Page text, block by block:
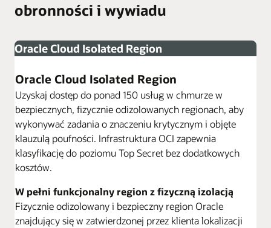
obronności i wywiadu
Oracle Cloud Isolated Region
Oracle Cloud Isolated Region
Uzyskaj dostęp do ponad 150 usług w chmurze w
bezpiecznych, fizycznie odizolowanych regionach, aby
wykonywać zadania o znaczeniu krytycznym i objęte
klauzulą poufności. Infrastruktura OCI zapewnia
klasyfikację do poziomu Top Secret bez dodatkowych
kosztów.
W pełni funkcjonalny region z fizyczną izolacją
Fizycznie odizolowany i bezpieczny region Oracle
znajdujący się w zatwierdzonej przez klienta lokalizacji